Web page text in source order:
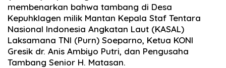
membenarkan bahwa tambang di Desa
Kepuhklagen milik Mantan Kepala Staf Tentara
Nasional Indonesia Angkatan Laut (KASAL)
Laksamana TNI (Purn) Soeparno, Ketua KONI
Gresik dr. Anis Ambiyo Putri, dan Pengusaha
Tambang Senior H. Matasan.